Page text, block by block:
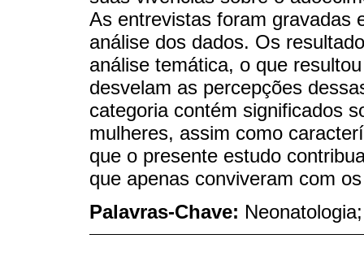
As entrevistas foram gravadas
análise dos dados. Os
análise temática, o que
desvelam as percepções
categoria contém significados
mulheres, assim como
que o presente estudo
que apenas conviveram com
Palavras-Chave: